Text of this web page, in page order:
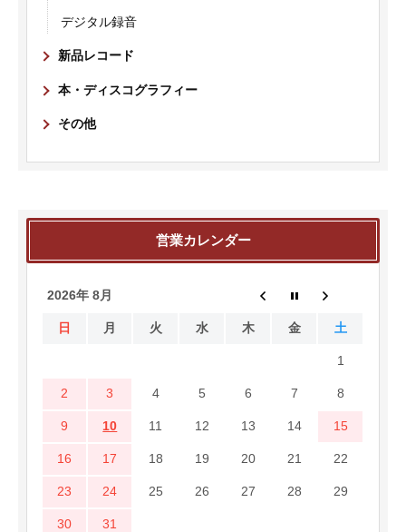
デジタル録音
新品レコード
本・ディスコグラフィー
その他
営業カレンダー
2026年 8月
日 月 火 水 木 金 土
1
2 3 4 5 6 7 8
9 10 11 12 13 14 15
16 17 18 19 20 21 22
23 24 25 26 27 28 29
30 31